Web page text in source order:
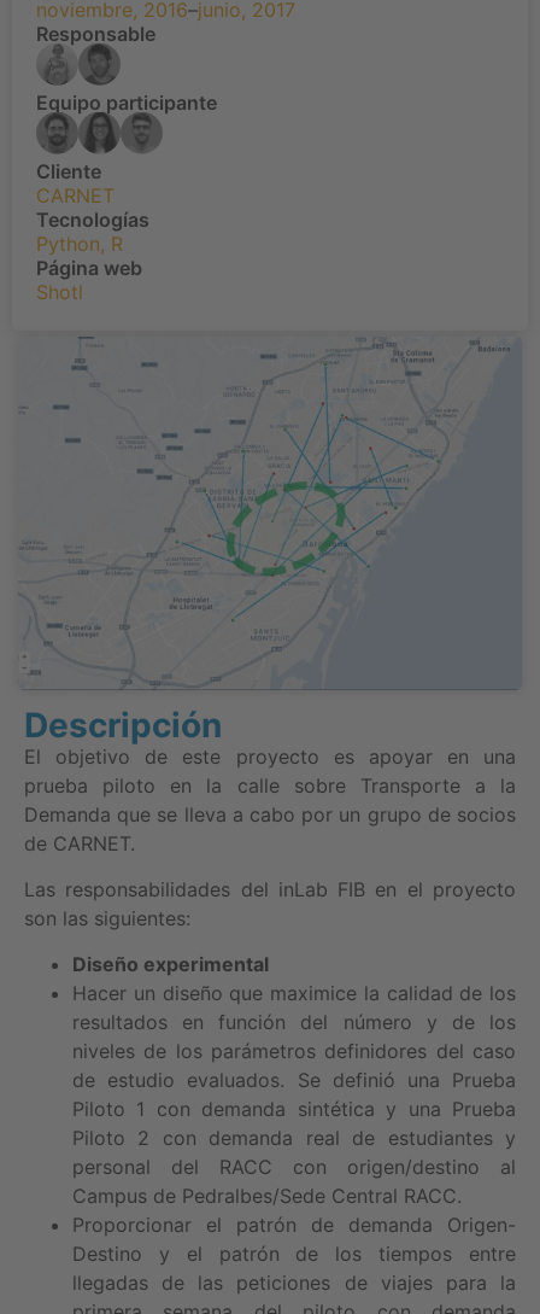
Descripción
El objetivo de este proyecto es apoyar en una
prueba piloto en la calle sobre Transporte a la
Demanda que se lleva a cabo por un grupo de socios
de CARNET.
Las responsabilidades del inLab FIB en el proyecto
son las siguientes:
Diseño experimental
Hacer un diseño que maximice la calidad de los
resultados en función del número y de los
niveles de los parámetros definidores del caso
de estudio evaluados. Se definió una Prueba
Piloto 1 con demanda sintética y una Prueba
Piloto 2 con demanda real de estudiantes y
personal del RACC con origen/destino al
Campus de Pedralbes/Sede Central RACC.
Proporcionar el patrón de demanda Origen-
Destino y el patrón de los tiempos entre
llegadas de las peticiones de viajes para la
noviembre, 2016–junio, 2017
Responsable
Equipo participante
Cliente
CARNET
Tecnologías
Python, R
Página web
Shotl